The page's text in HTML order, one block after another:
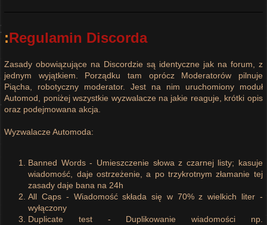
:Regulamin Discorda
Zasady obowiązujące na Discordzie są identyczne jak na forum, z
jednym wyjątkiem. Porządku tam oprócz Moderatorów pilnuje
Piącha, robotyczny moderator. Jest na nim uruchomiony moduł
Automod, poniżej wszystkie wyzwalacze na jakie reaguje, krótki opis
oraz podejmowana akcja.
Wyzwalacze Automoda:
Banned Words - Umieszczenie słowa z czarnej listy; kasuje
wiadomość, daje ostrzeżenie, a po trzykrotnym złamanie tej
zasady daje bana na 24h
All Caps - Wiadomość składa się w 70% z wielkich liter -
wyłączony
Duplicate test - Duplikowanie wiadomości np.